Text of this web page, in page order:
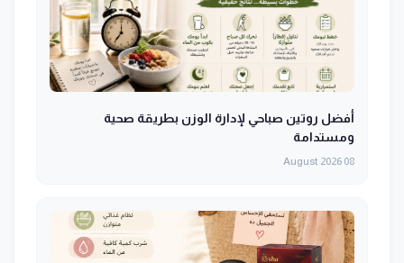
أفضل روتين صباحي لإدارة الوزن بطريقة صحية
ومستدامة
08 August 2026